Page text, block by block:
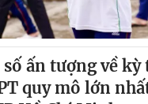
ấn tượng về
quy mô lớn